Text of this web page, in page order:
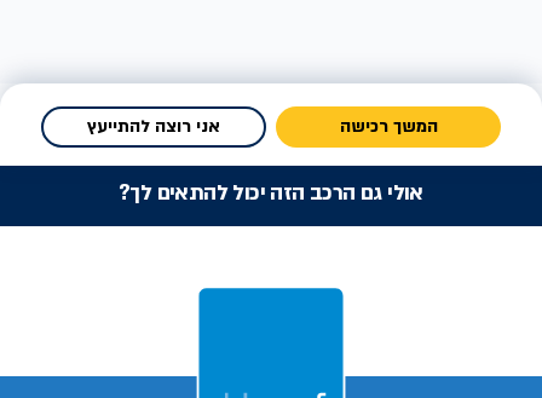
המשך רכישה אני רוצה להתייעץ
אולי גם הרכב הזה יכול להתאים לך?